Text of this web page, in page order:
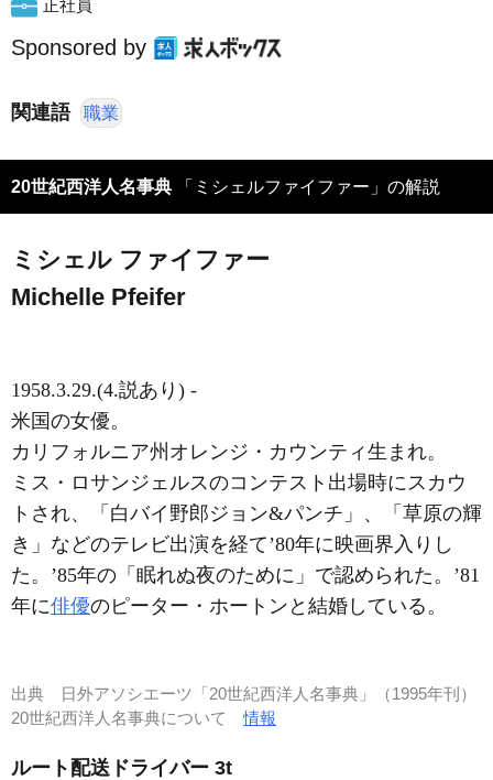
正社員
Sponsored by
関連語 職業
20世紀西洋人名事典 「ミシェルファイファー」の解説
ミシェル ファイファー
Michelle Pfeifer
1958.3.29.(4.説あり) -
米国の女優。
カリフォルニア州オレンジ・カウンティ生まれ。
ミス・ロサンジェルスのコンテスト出場時にスカウ
トされ、「白バイ野郎ジョン&パンチ」、「草原の輝
き」などのテレビ出演を経て’80年に映画界入りし
た。’85年の「眠れぬ夜のために」で認められた。’81
年に俳優のピーター・ホートンと結婚している。
出典
日外アソシエーツ「20世紀西洋人名事典」（1995年刊）
20世紀西洋人名事典について情報
ルート配送ドライバー 3t